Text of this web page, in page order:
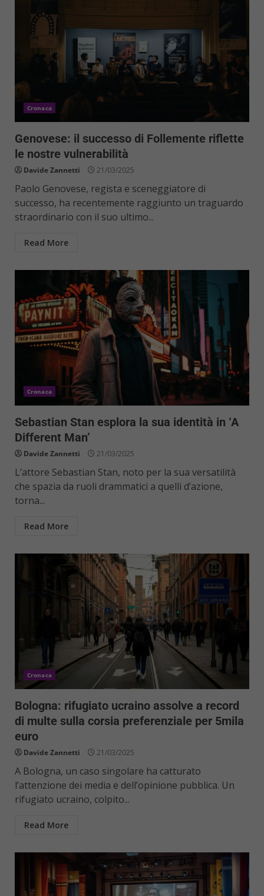
Cronaca
Genovese: il successo di Follemente riflette
le nostre vulnerabilità
Davide Zannetti 21/03/2025
Paolo Genovese, regista e sceneggiatore di
successo, ha recentemente raggiunto un traguardo
straordinario con il suo ultimo...
Read More
Cronaca
Sebastian Stan esplora la sua identità in ‘A
Different Man’
Davide Zannetti 21/03/2025
L’attore Sebastian Stan, noto per la sua versatilità
che spazia da ruoli drammatici a quelli d’azione,
torna...
Read More
Cronaca
Bologna: rifugiato ucraino assolve a record
di multe sulla corsia preferenziale per 5mila
euro
Davide Zannetti 21/03/2025
A Bologna, un caso singolare ha catturato
l’attenzione dei media e dell’opinione pubblica. Un
rifugiato ucraino, colpito...
Read More